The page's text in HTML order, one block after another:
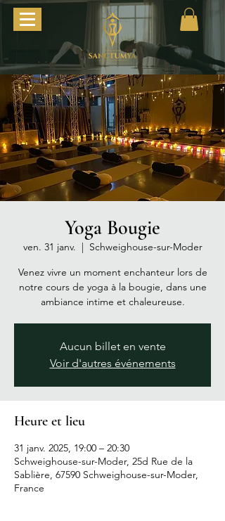
Yoga Bougie
ven. 31 janv.
Schweighouse-sur-Moder
Venez vivre un moment enchanteur lors de
notre cours de yoga à la bougie, dans une
ambiance intime et chaleureuse.
Aucun billet en vente
Voir d'autres événements
Heure et lieu
31 janv. 2025, 19:00 – 20:30
Schweighouse-sur-Moder, 25d Rue de la
Sablière, 67590 Schweighouse-sur-Moder,
France